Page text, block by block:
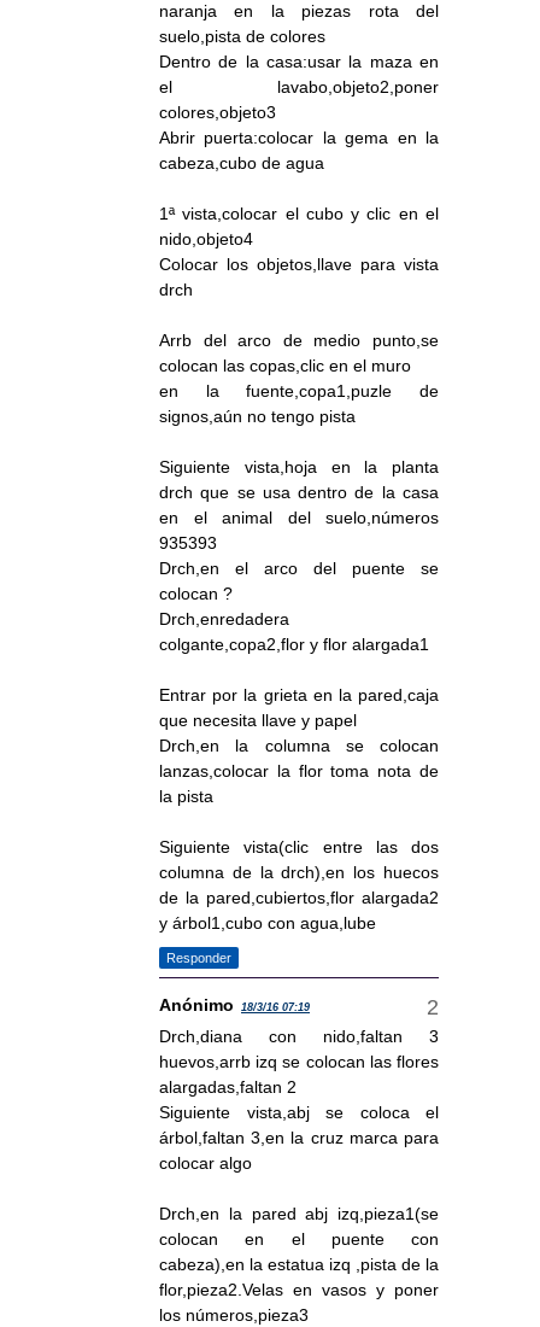
naranja en la piezas rota del
suelo,pista de colores
Dentro de la casa:usar la maza en
el lavabo,objeto2,poner
colores,objeto3
Abrir puerta:colocar la gema en la
cabeza,cubo de agua
1ª vista,colocar el cubo y clic en el
nido,objeto4
Colocar los objetos,llave para vista
drch
Arrb del arco de medio punto,se
colocan las copas,clic en el muro
en la fuente,copa1,puzle de
signos,aún no tengo pista
Siguiente vista,hoja en la planta
drch que se usa dentro de la casa
en el animal del suelo,números
935393
Drch,en el arco del puente se
colocan ?
Drch,enredadera
colgante,copa2,flor y flor alargada1
Entrar por la grieta en la pared,caja
que necesita llave y papel
Drch,en la columna se colocan
lanzas,colocar la flor toma nota de
la pista
Siguiente vista(clic entre las dos
columna de la drch),en los huecos
de la pared,cubiertos,flor alargada2
y árbol1,cubo con agua,lube
Responder
Anónimo 18/3/16 07:19
Drch,diana con nido,faltan 3
huevos,arrb izq se colocan las flores
alargadas,faltan 2
Siguiente vista,abj se coloca el
árbol,faltan 3,en la cruz marca para
colocar algo
Drch,en la pared abj izq,pieza1(se
colocan en el puente con
cabeza),en la estatua izq ,pista de la
flor,pieza2.Velas en vasos y poner
los números,pieza3